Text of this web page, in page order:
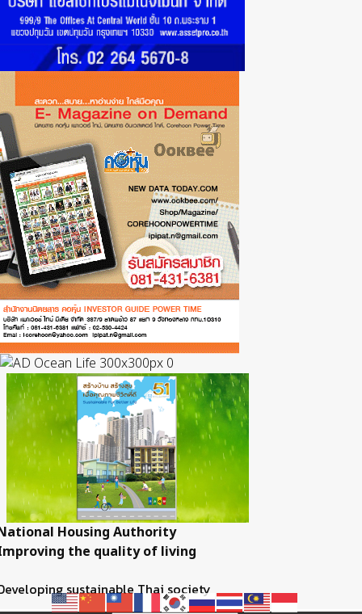
Housing Authority
the quality of living
sustainable Thai society